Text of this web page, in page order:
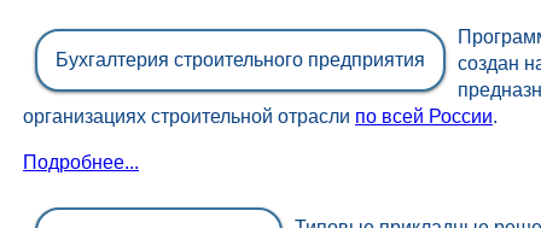
Бухгалтерия строительного предприятия
создан
организациях строительной отрасли по всей России.
Подробнее...